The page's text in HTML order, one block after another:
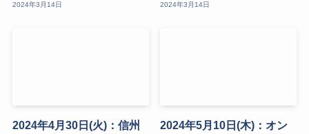
2024年3月14日 2024年3月14日
2024年4月30日(火)：信州
2024年5月10日(木)：オン